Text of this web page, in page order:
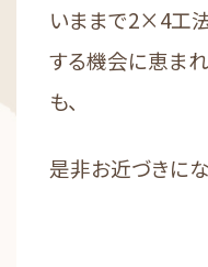
いままで2×4工
する機会に恵ま
も、
是非お近づきに